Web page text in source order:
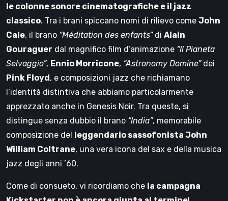
le colonne sonore cinematografiche e il jazz
classico. Tra i brani spiccano nomi di rilievo come John
Cale, il brano “Méditation des enfants” di Alain
Gouraguer dal magnifico film d’animazione “Il Pianeta
Selvaggio”, Ennio Morricone, “Astronomy Domine”dei
Pink Floyd, e composizioni jazz che richiamano
l’identità distintiva che abbiamo particolarmente
apprezzato anche in Genesis Noir. Tra queste, si
distingue senza dubbio il brano “India”, memorabile
composizione del leggendario sassofonista John
William Coltrane, una vera icona del sax e della musica
jazz degli anni ’60.
Come di consueto, vi ricordiamo che la campagna